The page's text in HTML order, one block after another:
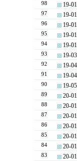
98 19-
97 19-
96 19-
95 19-
94 19-
93 19-
92 19-
91 19-
90 19-
89 20-
88 20-
87 20-
86 20-
85 20-
84 20-
83 20-